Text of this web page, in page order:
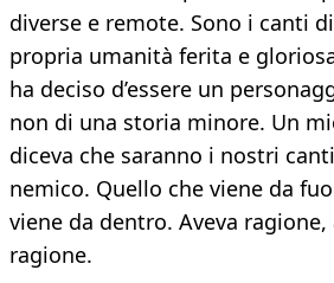
diverse e remote. Sono i canti
propria umanità ferita e
ha deciso d’essere un
non di una storia minore. Un
diceva che saranno i nostri
nemico. Quello che viene da
viene da dentro. Aveva
ragione.